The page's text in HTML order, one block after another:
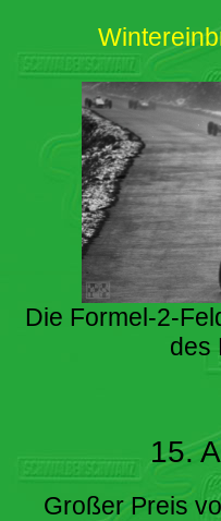
Die Formel-2-
des
15.
Großer Preis